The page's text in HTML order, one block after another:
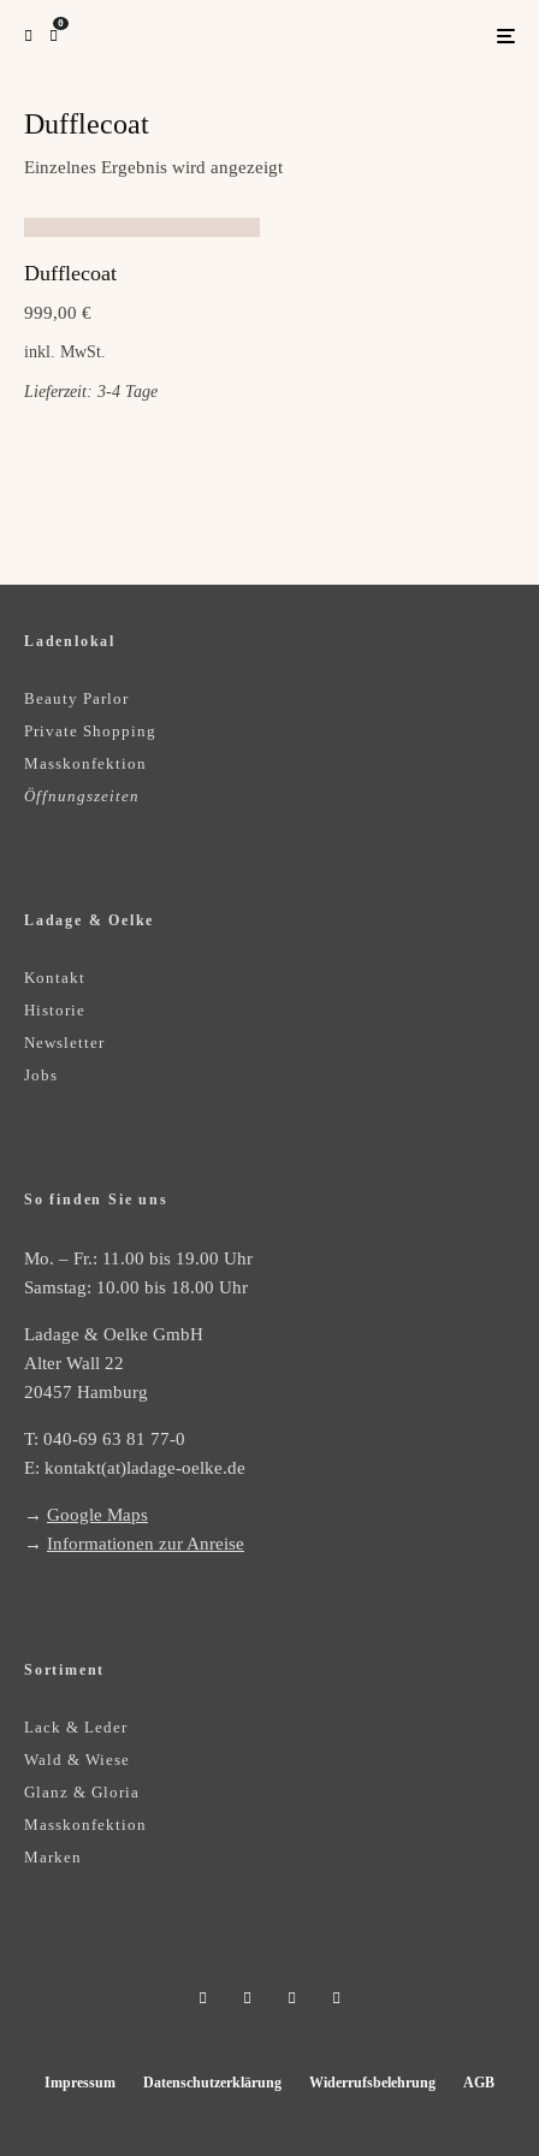
0
Dufflecoat
Einzelnes Ergebnis wird angezeigt
Dufflecoat
999,00 €
inkl. MwSt.
Lieferzeit: 3-4 Tage
Ladenlokal
Beauty Parlor
Private Shopping
Masskonfektion
Öffnungszeiten
Ladage & Oelke
Kontakt
Historie
Newsletter
Jobs
So finden Sie uns
Mo. – Fr.: 11.00 bis 19.00 Uhr
Samstag: 10.00 bis 18.00 Uhr
Ladage & Oelke GmbH
Alter Wall 22
20457 Hamburg
T: 040-69 63 81 77-0
E: kontakt(at)ladage-oelke.de
→ Google Maps
→ Informationen zur Anreise
Sortiment
Lack & Leder
Wald & Wiese
Glanz & Gloria
Masskonfektion
Marken
Impressum Datenschutzerklärung Widerrufsbelehrung AGB